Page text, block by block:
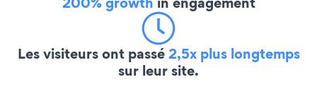
Les visiteurs ont passé2,5x plus longtemps
sur leur site.